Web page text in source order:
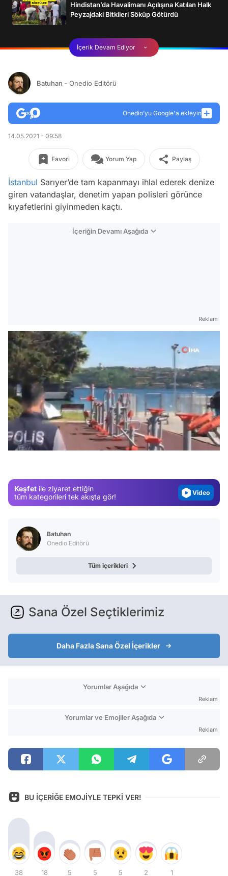
Hindistan’da Havalimanı Açılışına Katılan Halk
Peyzajdaki Bitkileri Söküp Götürdü
İçerik Devam Ediyor
Batuhan - Onedio Editörü
Onedio’yu Google'a ekleyin
14.05.2021 - 09:58
Favori Yorum Yap Paylaş
İstanbul Sarıyer’de tam kapanmayı ihlal ederek denize
giren vatandaşlar, denetim yapan polisleri görünce
kıyafetlerini giyinmeden kaçtı.
İçeriğin Devamı Aşağıda
Reklam
/
Keşfet ile ziyaret ettiğin
tüm kategorileri tek akışta gör!
Video
Test
Video
Batuhan
Onedio Editörü
Tüm içerikleri
Sana Özel Seçtiklerimiz
Daha Fazla Sana Özel İçerikler
Yorumlar Aşağıda
Reklam
Yorumlar ve Emojiler Aşağıda
Reklam
BU İÇERİĞE EMOJİYLE TEPKİ VER!
38 18 5 5 5 2 1